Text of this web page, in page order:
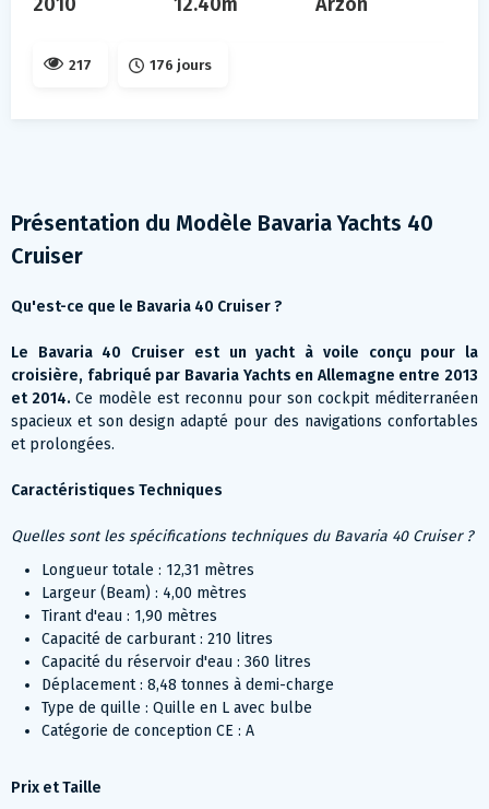
217 176 jours
Présentation du Modèle Bavaria Yachts 40
Cruiser
Qu'est-ce que le Bavaria 40 Cruiser ?
Le Bavaria 40 Cruiser est un yacht à voile conçu pour la
croisière, fabriqué par Bavaria Yachts en Allemagne entre 2013
et 2014. Ce modèle est reconnu pour son cockpit méditerranéen
spacieux et son design adapté pour des navigations confortables
et prolongées.
Caractéristiques Techniques
Quelles sont les spécifications techniques du Bavaria 40 Cruiser ?
Longueur totale : 12,31 mètres
Largeur (Beam) : 4,00 mètres
Tirant d'eau : 1,90 mètres
Capacité de carburant : 210 litres
Capacité du réservoir d'eau : 360 litres
Déplacement : 8,48 tonnes à demi-charge
Type de quille : Quille en L avec bulbe
Catégorie de conception CE : A
Prix et Taille